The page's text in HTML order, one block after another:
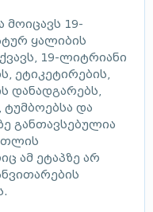
19-
ყალიბის
19-ლიტრიანი
ეტიკეტირების,
დანადგარებს,
და
განთავსებულია
ამ ეტაპზე არ